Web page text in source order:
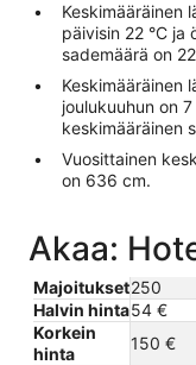
Keskimääräinen
päivisin 22 °C ja
sademäärä on
Keskimääräinen
joulukuuhun on
keskimääräinen
Vuosittainen
on 636 cm.
Akaa:
Majoitukset250
Halvin hinta54 €
Korkein
hinta
150 €